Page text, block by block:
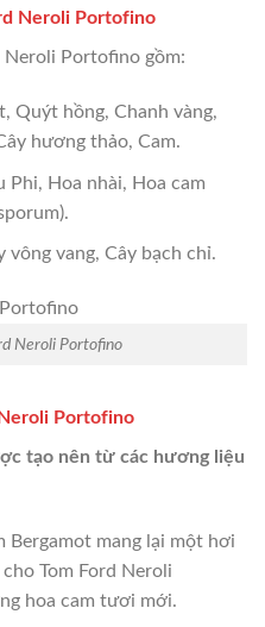
Neroli Portofino
Neroli Portofino gồm:
Quýt hồng, Chanh vàng,
hương thảo, Cam.
Phi, Hoa nhài, Hoa cam
vông vang, Cây bạch chỉ.
Neroli Portofino
Portofino
tạo nên từ các hương liệu
Bergamot mang lại một hơi
Tom Ford Neroli
hoa cam tươi mới.